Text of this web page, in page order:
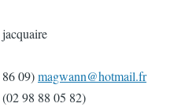
09)magwann@hotmail.fr
98 88 05 82)